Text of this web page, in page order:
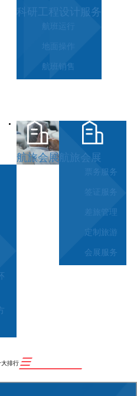
科研工程设计服务
航班运行
地面操作
航班销售
航旅会展航旅会展
票务服务
签证服务
差旅管理
定制旅游
会展服务
大排行